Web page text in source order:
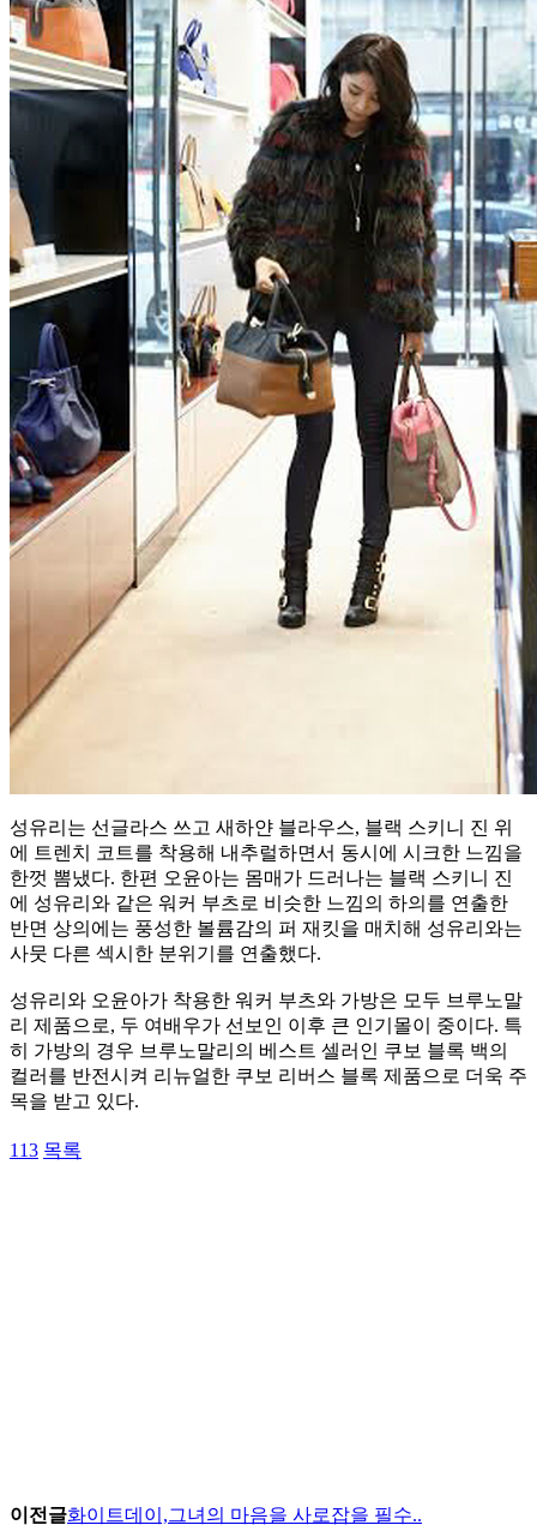
성유리는 선글라스 쓰고 새하얀 블라우스, 블랙 스키니 진 위
에 트렌치 코트를 착용해 내추럴하면서 동시에 시크한 느낌을
한껏 뽐냈다. 한편 오윤아는 몸매가 드러나는 블랙 스키니 진
에 성유리와 같은 워커 부츠로 비슷한 느낌의 하의를 연출한
반면 상의에는 풍성한 볼륨감의 퍼 재킷을 매치해 성유리와는
사뭇 다른 섹시한 분위기를 연출했다.
성유리와 오윤아가 착용한 워커 부츠와 가방은 모두 브루노말
리 제품으로, 두 여배우가 선보인 이후 큰 인기몰이 중이다. 특
히 가방의 경우 브루노말리의 베스트 셀러인 쿠보 블록 백의
컬러를 반전시켜 리뉴얼한 쿠보 리버스 블록 제품으로 더욱 주
목을 받고 있다.
113 목록
이전글화이트데이,그녀의 마음을 사로잡을 필수..